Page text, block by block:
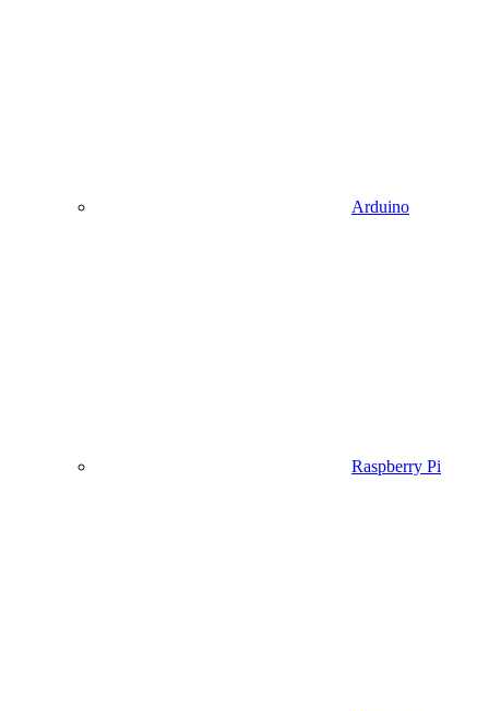
Arduino
Raspberry Pi